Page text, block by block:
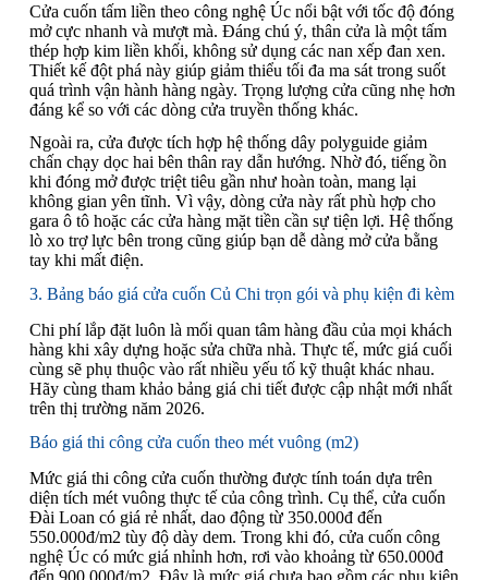
Cửa cuốn tấm liền theo công nghệ Úc nổi bật với tốc độ đóng
mở cực nhanh và mượt mà. Đáng chú ý, thân cửa là một tấm
thép hợp kim liền khối, không sử dụng các nan xếp đan xen.
Thiết kế đột phá này giúp giảm thiểu tối đa ma sát trong suốt
quá trình vận hành hàng ngày. Trọng lượng cửa cũng nhẹ hơn
đáng kể so với các dòng cửa truyền thống khác.
Ngoài ra, cửa được tích hợp hệ thống dây polyguide giảm
chấn chạy dọc hai bên thân ray dẫn hướng. Nhờ đó, tiếng ồn
khi đóng mở được triệt tiêu gần như hoàn toàn, mang lại
không gian yên tĩnh. Vì vậy, dòng cửa này rất phù hợp cho
gara ô tô hoặc các cửa hàng mặt tiền cần sự tiện lợi. Hệ thống
lò xo trợ lực bên trong cũng giúp bạn dễ dàng mở cửa bằng
tay khi mất điện.
3. Bảng báo giá cửa cuốn Củ Chi trọn gói và phụ kiện đi kèm
Chi phí lắp đặt luôn là mối quan tâm hàng đầu của mọi khách
hàng khi xây dựng hoặc sửa chữa nhà. Thực tế, mức giá cuối
cùng sẽ phụ thuộc vào rất nhiều yếu tố kỹ thuật khác nhau.
Hãy cùng tham khảo bảng giá chi tiết được cập nhật mới nhất
trên thị trường năm 2026.
Báo giá thi công cửa cuốn theo mét vuông (m2)
Mức giá thi công cửa cuốn thường được tính toán dựa trên
diện tích mét vuông thực tế của công trình. Cụ thể, cửa cuốn
Đài Loan có giá rẻ nhất, dao động từ 350.000đ đến
550.000đ/m2 tùy độ dày dem. Trong khi đó, cửa cuốn công
nghệ Úc có mức giá nhỉnh hơn, rơi vào khoảng từ 650.000đ
đến 900.000đ/m2. Đây là mức giá chưa bao gồm các phụ kiện